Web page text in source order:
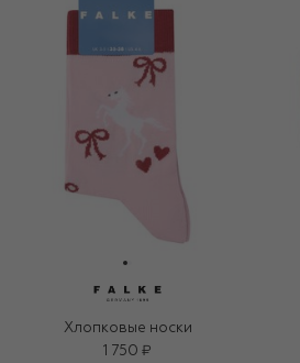
Хлопковые носки
1 750 ₽